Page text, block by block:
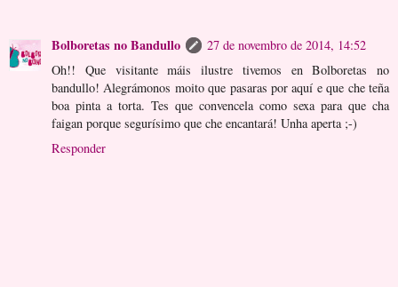
Bolboretas no Bandullo
27 de novembro de 2014, 14:52
Oh!! Que visitante máis ilustre tivemos en Bolboretas no
bandullo! Alegrámonos moito que pasaras por aquí e que che teña
boa pinta a torta. Tes que convencela como sexa para que cha
faigan porque segurísimo que che encantará! Unha aperta ;-)
Responder